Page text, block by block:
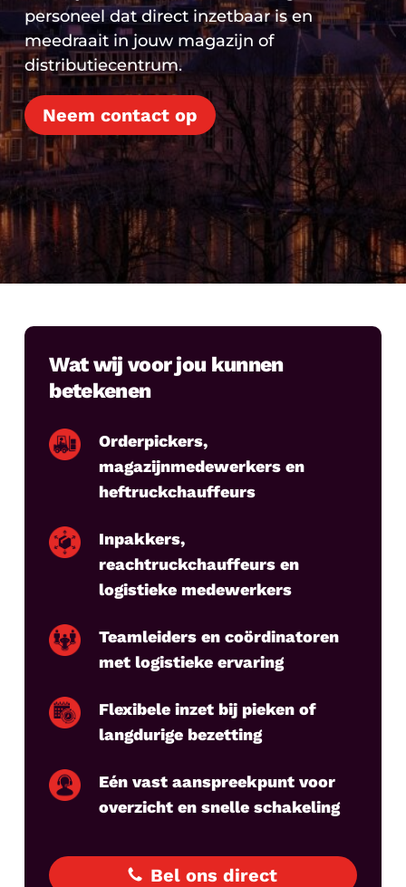
personeel dat direct inzetbaar is en
meedraait in jouw magazijn of
distributiecentrum.
Neem contact op
Wat wij voor jou kunnen
betekenen
Orderpickers,
magazijnmedewerkers en
heftruckchauffeurs
Inpakkers,
reachtruckchauffeurs en
logistieke medewerkers
Teamleiders en coördinatoren
met logistieke ervaring
Flexibele inzet bij pieken of
langdurige bezetting
Eén vast aanspreekpunt voor
overzicht en snelle schakeling
Bel ons direct